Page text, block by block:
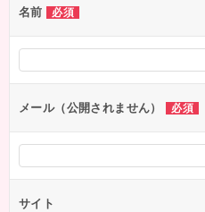
ー
シ
ョ
ン
名前 必須
メール（公開されません） 必須
サイト